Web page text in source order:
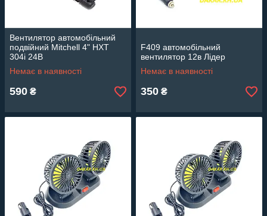
Вентилятор автомобільний
подвійний Mitchell 4" HXT
304i 24В
Немає в наявності
590 ₴
F409 автомобільний
вентилятор 12в Лідер
Немає в наявності
350 ₴